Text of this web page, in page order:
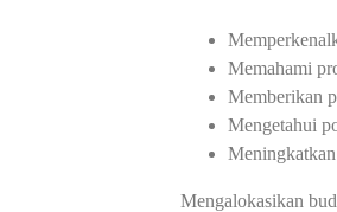
Memahami
Memberikan
Mengetahui
Mengalokasikan